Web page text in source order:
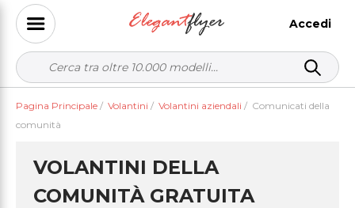
Accedi
Pagina Principale / Volantini / Volantini aziendali / Comunicati della
comunità
VOLANTINI DELLA
COMUNITÀ GRATUITA